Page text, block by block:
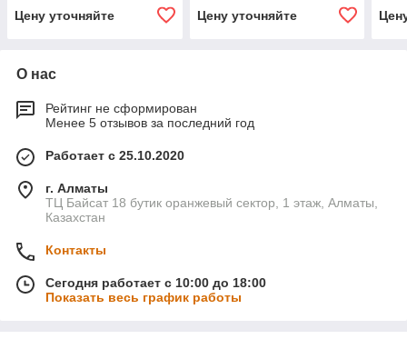
Цену уточняйте
Цену уточняйте
О нас
Рейтинг не сформирован
Менее 5 отзывов за последний год
Работает с 25.10.2020
г. Алматы
ТЦ Байсат 18 бутик оранжевый сектор, 1 этаж, Алматы,
Казахстан
Контакты
Сегодня работает с 10:00 до 18:00
Показать весь график работы